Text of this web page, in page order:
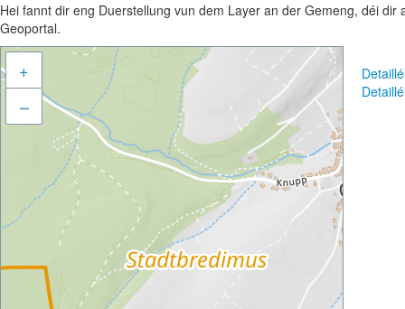
Hei fannt dir eng Duerstellung vun dem Layer an der Gemeng, déi
Geoportal.
+
–